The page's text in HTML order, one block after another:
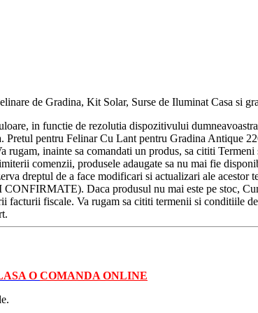
de Gradina, Kit Solar, Surse de Iluminat Casa si
in functie de rezolutia dispozitivului
pentru Felinar Cu Lant pentru Gradina Antique
inainte sa comandati un produs, sa cititi
comenzii, produsele adaugate sa nu mai fie
dreptul de a face modificari si actualizari ale
Daca produsul nu mai este pe stoc,
fiscale. Va rugam sa cititi termenii si conditiile
O COMANDA ONLINE